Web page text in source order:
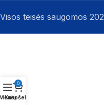
Visos teisės saugomos
0
Krepšelis